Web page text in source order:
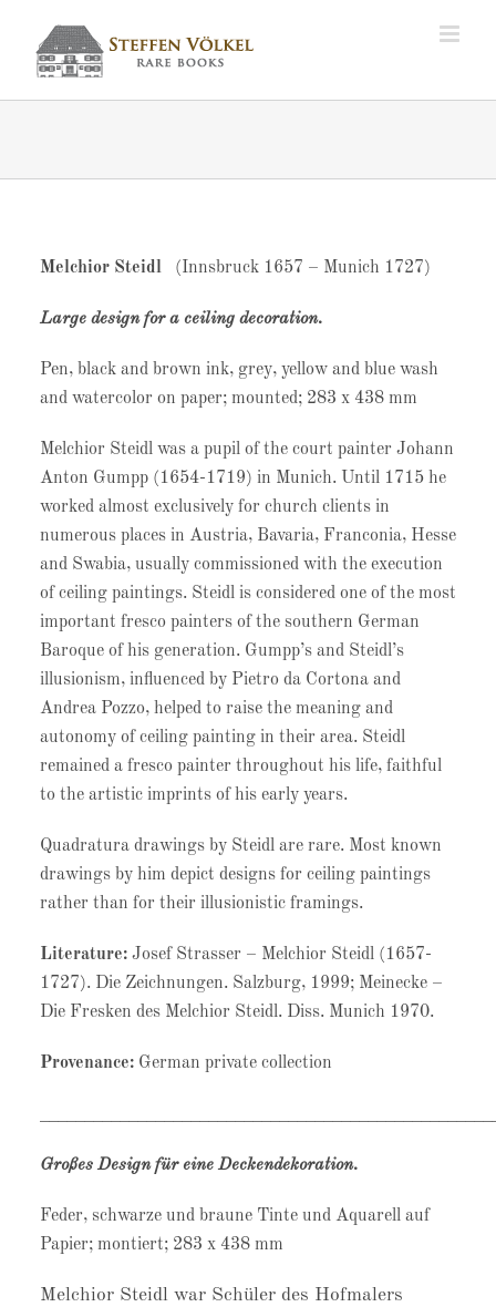
Inhalt
springen
Melchior Steidl (Innsbruck 1657 – Munich 1727)
Large design for a ceiling decoration.
Pen, black and brown ink, grey, yellow and blue wash
and watercolor on paper; mounted; 283 x 438 mm
Melchior Steidl was a pupil of the court painter Johann
Anton Gumpp (1654-1719) in Munich. Until 1715 he
worked almost exclusively for church clients in
numerous places in Austria, Bavaria, Franconia, Hesse
and Swabia, usually commissioned with the execution
of ceiling paintings. Steidl is considered one of the most
important fresco painters of the southern German
Baroque of his generation. Gumpp’s and Steidl’s
illusionism, influenced by Pietro da Cortona and
Andrea Pozzo, helped to raise the meaning and
autonomy of ceiling painting in their area. Steidl
remained a fresco painter throughout his life, faithful
to the artistic imprints of his early years.
Quadratura drawings by Steidl are rare. Most known
drawings by him depict designs for ceiling paintings
rather than for their illusionistic framings.
Literature: Josef Strasser – Melchior Steidl (1657-
1727). Die Zeichnungen. Salzburg, 1999; Meinecke –
Die Fresken des Melchior Steidl. Diss. Munich 1970.
Provenance: German private collection
Großes Design für eine Deckendekoration.
Feder, schwarze und braune Tinte und Aquarell auf
Papier; montiert; 283 x 438 mm
Melchior Steidl war Schüler des Hofmalers